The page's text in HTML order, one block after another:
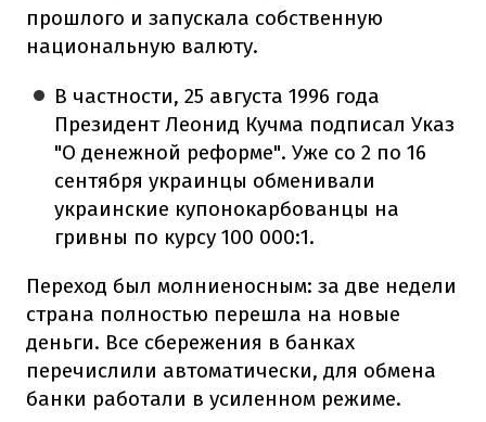
прошлого и запускала собственную
национальную валюту.
В частности, 25 августа 1996 года
Президент Леонид Кучма подписал Указ
"О денежной реформе". Уже со 2 по 16
сентября украинцы обменивали
украинские купонокарбованцы на
гривны по курсу 100 000:1.
Переход был молниеносным: за две недели
страна полностью перешла на новые
деньги. Все сбережения в банках
перечислили автоматически, для обмена
банки работали в усиленном режиме.